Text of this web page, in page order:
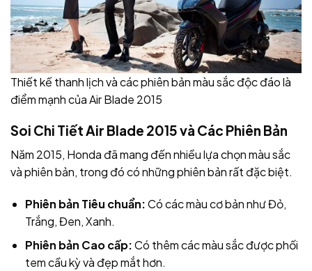
Thiết kế thanh lịch và các phiên bản màu sắc độc đáo là
điểm mạnh của Air Blade 2015
Soi Chi Tiết Air Blade 2015 và Các Phiên Bản
Năm 2015, Honda đã mang đến nhiều lựa chọn màu sắc
và phiên bản, trong đó có những phiên bản rất đặc biệt.
Phiên bản Tiêu chuẩn:Có các màu cơ bản như Đỏ,
Trắng, Đen, Xanh.
Phiên bản Cao cấp:Có thêm các màu sắc được phối
tem cầu kỳ và đẹp mắt hơn.